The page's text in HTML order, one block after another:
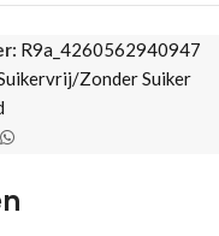
R9a_4260562940947
Zonder Suiker